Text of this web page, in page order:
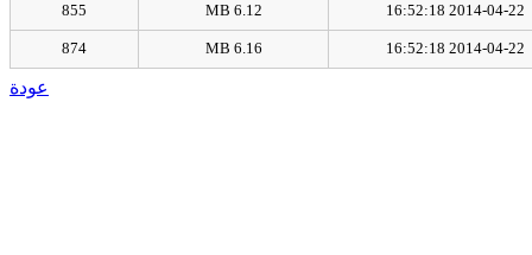
2014-04-22 16:52:18
6.12 MB
855
2014-04-22 16:52:18
6.16 MB
874
عودة